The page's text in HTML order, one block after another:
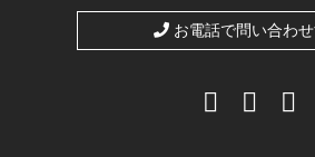
お電話で問い合わ